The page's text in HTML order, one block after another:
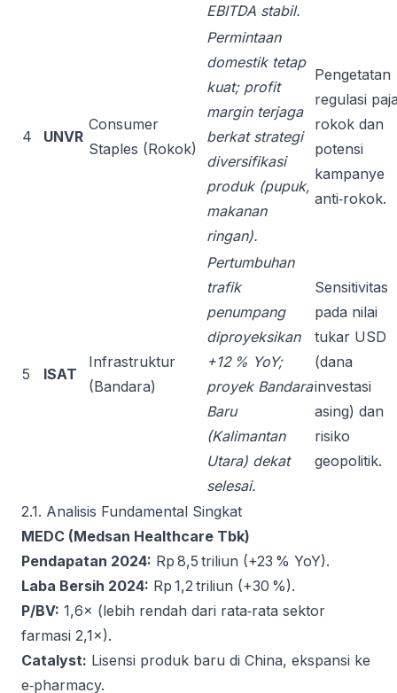
EBITDA stabil.
4 UNVR
Consumer
Staples (Rokok)
Permintaan
domestik tetap
kuat; profit
margin terjaga
berkat strategi
diversifikasi
produk (pupuk,
makanan
ringan).
Pengetatan
regulasi
rokok dan
potensi
kampanye
anti‑rokok.
5 ISAT
Infrastruktur
(Bandara)
Pertumbuhan
trafik
penumpang
diproyeksikan
+12 % YoY;
proyek Bandara
Baru
(Kalimantan
Utara) dekat
selesai.
Sensitivitas
pada nilai
tukar USD
(dana
investasi
asing) dan
risiko
geopolitik.
2.1. Analisis Fundamental Singkat
MEDC (Medsan Healthcare Tbk)
Pendapatan 2024: Rp 8,5 triliun (+23 % YoY).
Laba Bersih 2024: Rp 1,2 triliun (+30 %).
P/BV: 1,6× (lebih rendah dari rata‑rata sektor
farmasi 2,1×).
Catalyst: Lisensi produk baru di China, ekspansi ke
e‑pharmacy.